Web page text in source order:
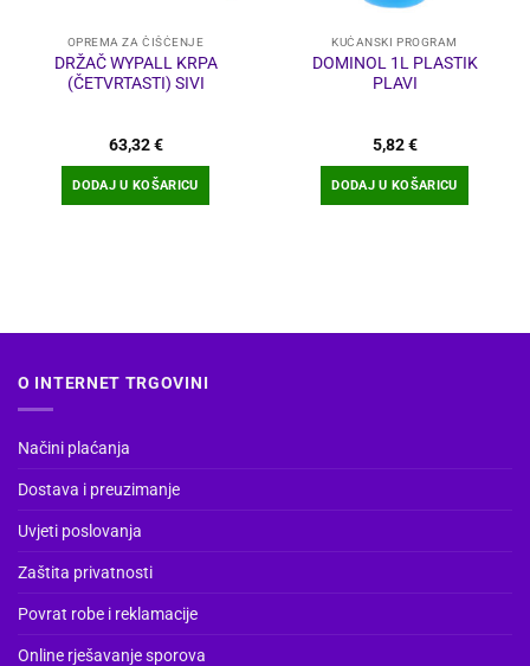
OPREMA ZA ČIŠĆENJE
DRŽAČ WYPALL KRPA
(ČETVRTASTI) SIVI
63,32€
DODAJ U KOŠARICU
KUĆANSKI PROGRAM
DOMINOL 1L PLASTIK
PLAVI
5,82€
DODAJ U KOŠARICU
O INTERNET TRGOVINI
Načini plaćanja
Dostava i preuzimanje
Uvjeti poslovanja
Zaštita privatnosti
Povrat robe i reklamacije
Online rješavanje sporova